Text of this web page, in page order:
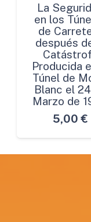
La
en los
de
después
Producida
Túnel de
Blanc el
Marzo de
5,00 €